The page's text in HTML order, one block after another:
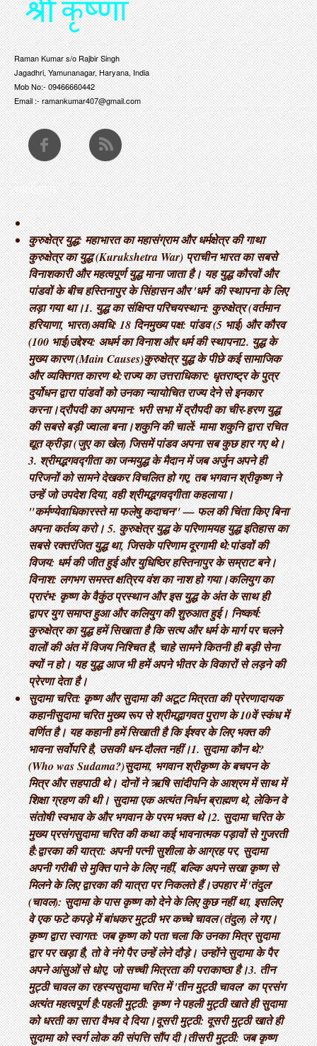
Raman Kumar s/o Rajbir Singh
Jagadhri, Yamunanagar, Haryana, India
Mob No:- 09466660442
Email :- ramankumar407@gmail.com
THOUGHTS
कुरुक्षेत्र युद्ध: महाभारत का महासंग्राम और धर्मक्षेत्र की गाथा ​
कुरुक्षेत्र का युद्ध (Kurukshetra War) प्राचीन भारत का सबसे
विनाशकारी और महत्वपूर्ण युद्ध माना जाता है। यह युद्ध कौरवों और
पांडवों के बीच हस्तिनापुर के सिंहासन और 'धर्म' की स्थापना के लिए
लड़ा गया था। ​1. युद्ध का संक्षिप्त परिचय ​स्थान: कुरुक्षेत्र (वर्तमान
हरियाणा, भारत) ​अवधि: 18 दिन ​मुख्य पक्ष: पांडव (5 भाई) और कौरव
(100 भाई) ​उद्देश्य: अधर्म का विनाश और धर्म की स्थापना ​2. युद्ध के
मुख्य कारण (Main Causes) ​कुरुक्षेत्र युद्ध के पीछे कई सामाजिक
और व्यक्तिगत कारण थे: ​राज्य का उत्तराधिकार: धृतराष्ट्र के पुत्र
दुर्योधन द्वारा पांडवों को उनका न्यायोचित राज्य देने से इनकार
करना। ​द्रौपदी का अपमान: भरी सभा में द्रौपदी का चीर-हरण युद्ध
की सबसे बड़ी ज्वाला बना। ​शकुनि की चालें: मामा शकुनि द्वारा रचित
द्यूत क्रीड़ा (जुए का खेल) जिसमें पांडव अपना सब कुछ हार गए थे। ​
3. श्रीमद्भगवद्गीता का जन्म ​युद्ध के मैदान में जब अर्जुन अपने ही
परिजनों को सामने देखकर विचलित हो गए, तब भगवान श्रीकृष्ण ने
उन्हें जो उपदेश दिया, वही श्रीमद्भगवद्गीता कहलाया। ​
"कर्मण्येवाधिकारस्ते मा फलेषु कदाचन" — फल की चिंता किए बिना
अपना कर्तव्य करो। 5. कुरुक्षेत्र युद्ध के परिणाम ​यह युद्ध इतिहास का
सबसे रक्तरंजित युद्ध था, जिसके परिणाम दूरगामी थे: ​पांडवों की
विजय: धर्म की जीत हुई और युधिष्ठिर हस्तिनापुर के सम्राट बने। ​
विनाश: लगभग समस्त क्षत्रिय वंश का नाश हो गया। ​कलियुग का
प्रारंभ: कृष्ण के वैकुंठ प्रस्थान और इस युद्ध के अंत के साथ ही
द्वापर युग समाप्त हुआ और कलियुग की शुरुआत हुई। निष्कर्ष:
कुरुक्षेत्र का युद्ध हमें सिखाता है कि सत्य और धर्म के मार्ग पर चलने
वालों की अंत में विजय निश्चित है, चाहे सामने कितनी ही बड़ी सेना
क्यों न हो। यह युद्ध आज भी हमें अपने भीतर के विकारों से लड़ने की
प्रेरणा देता है।
सुदामा चरित: कृष्ण और सुदामा की अटूट मित्रता की प्रेरणादायक
कहानी ​सुदामा चरित मुख्य रूप से श्रीमद्भागवत पुराण के 10वें स्कंध में
वर्णित है। यह कहानी हमें सिखाती है कि ईश्वर के लिए भक्त की
भावना सर्वोपरि है, उसकी धन-दौलत नहीं। ​1. सुदामा कौन थे?
(Who was Sudama?) ​सुदामा, भगवान श्रीकृष्ण के बचपन के
मित्र और सहपाठी थे। दोनों ने ऋषि सांदीपनि के आश्रम में साथ में
शिक्षा ग्रहण की थी। सुदामा एक अत्यंत निर्धन ब्राह्मण थे, लेकिन वे
संतोषी स्वभाव के और भगवान के परम भक्त थे। ​2. सुदामा चरित के
मुख्य प्रसंग ​सुदामा चरित की कथा कई भावनात्मक पड़ावों से गुजरती
है: ​द्वारका की यात्रा: अपनी पत्नी सुशीला के आग्रह पर, सुदामा
अपनी गरीबी से मुक्ति पाने के लिए नहीं, बल्कि अपने सखा कृष्ण से
मिलने के लिए द्वारका की यात्रा पर निकलते हैं। ​उपहार में 'तंदुल'
(चावल): सुदामा के पास कृष्ण को देने के लिए कुछ नहीं था, इसलिए
वे एक फटे कपड़े में बांधकर मुट्ठी भर कच्चे चावल (तंदुल) ले गए। ​
कृष्ण द्वारा स्वागत: जब कृष्ण को पता चला कि उनका मित्र सुदामा
द्वार पर खड़ा है, तो वे नंगे पैर उन्हें लेने दौड़े। उन्होंने सुदामा के पैर
अपने आंसुओं से धोए, जो सच्ची मित्रता की पराकाष्ठा है। ​3. तीन
मुट्ठी चावल का रहस्य ​सुदामा चरित में 'तीन मुट्ठी चावल' का प्रसंग
अत्यंत महत्वपूर्ण है: ​पहली मुट्ठी: कृष्ण ने पहली मुट्ठी खाते ही सुदामा
को धरती का सारा वैभव दे दिया। ​दूसरी मुट्ठी: दूसरी मुट्ठी खाते ही
सुदामा को स्वर्ग लोक की संपत्ति सौंप दी। ​तीसरी मुट्ठी: जब कृष्ण